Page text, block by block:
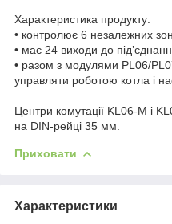
Характеристика продукту:
• контролює 6 незалежних
• має 24 виходи до
• разом з модулями PL06/
управляти роботою котла і
Центри комутації KL06-M i
на DIN-рейці 35 мм.
Приховати
Характеристики